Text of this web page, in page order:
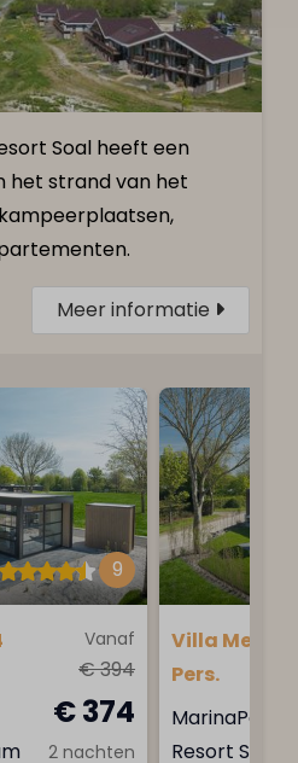
Soal heeft een
het strand van het
Meer informatie
9
Vanaf
€ 394
€ 374
2 nachten
Villa
Pers.
MarinaPark
Resort Soal,